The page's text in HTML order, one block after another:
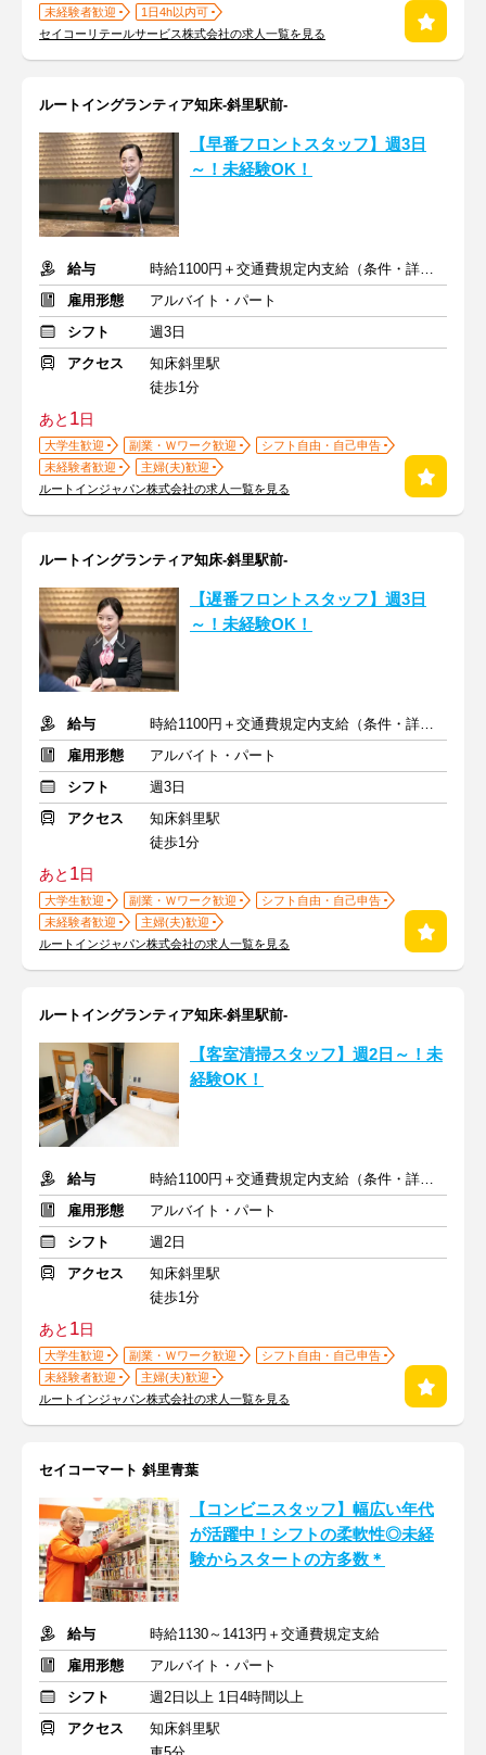
未経験者歓迎
1日4h以内可
セイコーリテールサービス株式会社の求人一覧を見る
ルートイングランティア知床-斜里駅前-
【早番フロントスタッフ】週3日
～！未経験OK！
給与
時給1100円＋交通費規定内支給（条件・詳細は面接にて）
雇用形態
アルバイト・パート
シフト
週3日
アクセス
知床斜里駅
徒歩1分
あと 1日
大学生歓迎 副業・Ｗワーク歓迎
シフト自由・自己申告
未経験者歓迎
主婦(夫)歓迎
ルートインジャパン株式会社の求人一覧を見る
ルートイングランティア知床-斜里駅前-
【遅番フロントスタッフ】週3日
～！未経験OK！
給与
時給1100円＋交通費規定内支給（条件・詳細は面接にて）
雇用形態
アルバイト・パート
シフト
週3日
アクセス
知床斜里駅
徒歩1分
あと 1日
大学生歓迎 副業・Ｗワーク歓迎
シフト自由・自己申告
未経験者歓迎
主婦(夫)歓迎
ルートインジャパン株式会社の求人一覧を見る
ルートイングランティア知床-斜里駅前-
【客室清掃スタッフ】週2日～！未
経験OK！
給与
時給1100円＋交通費規定内支給（条件・詳細は面接にて）
雇用形態
アルバイト・パート
シフト
週2日
アクセス
知床斜里駅
徒歩1分
あと 1日
大学生歓迎 副業・Ｗワーク歓迎
シフト自由・自己申告
未経験者歓迎
主婦(夫)歓迎
ルートインジャパン株式会社の求人一覧を見る
セイコーマート 斜里青葉
【コンビニスタッフ】幅広い年代
が活躍中！シフトの柔軟性◎未経
験からスタートの方多数＊
給与
時給1130～1413円＋交通費規定支給
雇用形態
アルバイト・パート
シフト
週2日以上 1日4時間以上
アクセス
知床斜里駅